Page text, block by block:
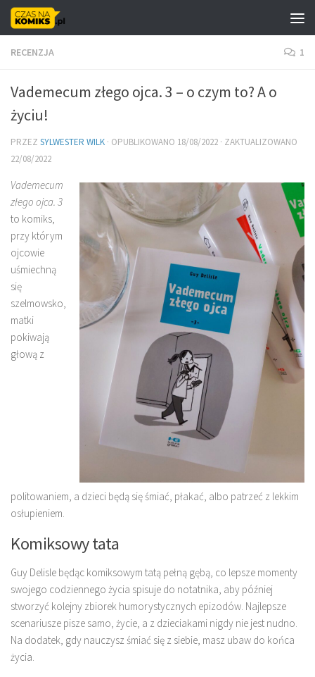
Skip to content
RECENZJA 1
Vademecum złego ojca. 3 – o czym to? A o
życiu!
PRZEZ SYLWESTER WILK · OPUBLIKOWANO 18/08/2022 · ZAKTUALIZOWANO
22/08/2022
Vademecum
złego ojca. 3
to komiks,
przy którym
ojcowie
uśmiechną
się
szelmowsko,
matki
pokiwają
głową z
politowaniem, a dzieci będą się śmiać, płakać, albo patrzeć z lekkim
osłupieniem.
Komiksowy tata
Guy Delisle będąc komiksowym tatą pełną gębą, co lepsze momenty
swojego codziennego życia spisuje do notatnika, aby później
stworzyć kolejny zbiorek humorystycznych epizodów. Najlepsze
scenariusze pisze samo, życie, a z dzieciakami nigdy nie jest nudno.
Na dodatek, gdy nauczysz śmiać się z siebie, masz ubaw do końca
życia.